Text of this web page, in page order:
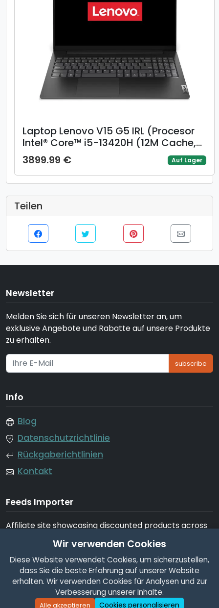
Laptop Lenovo V15 G5 IRL (Procesor
Intel® Core™ i5-13420H (12M Cache,
up to 4.60 GHz), 15.6inch FHD, 8GB,
512GB SSD, Intel® UHD Graphics,
Windows 11 Pro, Negru)
3899.99 € Auf Lager
Teilen
Newsletter
Melden Sie sich für unseren Newsletter an, um
exklusive Angebote und Rabatte auf unsere Produkte
zu erhalten.
subscribe
Info
Blog
Datenschutzrichtlinie
Rückgaberichtlinien
Kontakt
Feeds Importer
Affiliate site showcasing discounted products across
tech, fashion, home, garden, beauty, appliances, and
© 2026 Feeds Importer. Alle Rechte vorbehalten
Wir verwenden Cookies
Diese Website verwendet Cookies, um sicherzustellen,
dass Sie die beste Erfahrung auf unserer Website
erhalten. Wir verwenden Cookies für Analysen und zur
Verbesserung unserer Inhalte.
Alle akzeptieren Cookies personalisieren